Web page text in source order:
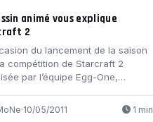
animé vous explique
2
du lancement de la saison
compétition de Starcraft 2
par l’équipe Egg-One,…
·10/05/2011 1 min